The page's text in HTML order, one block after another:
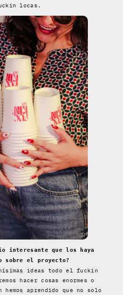
locas.
interesante que los haya
sobre el proyecto?
ideas todo el fuckin
hacer cosas enormes o
hemos aprendido que no solo